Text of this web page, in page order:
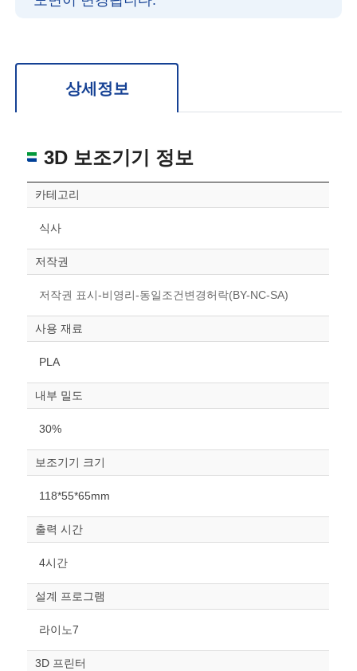
위치 이동: 우측 드래그
조정“ 버튼을 눌러주세요.
너비
높이
mm
폭
mm
상세정보
3D 보조기기 정보
카테고리
식사
저작권
저작권 표시-비영리-동일조건변경허락(BY-NC-SA)
사용 재료
PLA
내부 밀도
30%
보조기기 크기
118*55*65mm
출력 시간
4시간
설계 프로그램
라이노7
3D 프린터